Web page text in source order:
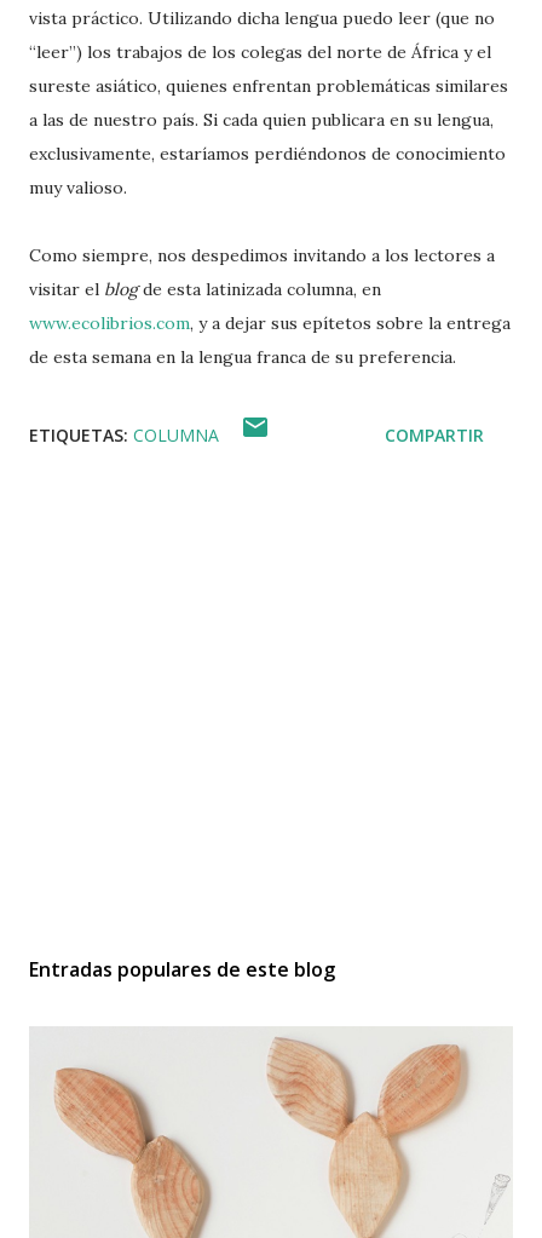
vista práctico. Utilizando dicha lengua puedo leer (que no
“leer”) los trabajos de los colegas del norte de África y el
sureste asiático, quienes enfrentan problemáticas similares
a las de nuestro país. Si cada quien publicara en su lengua,
exclusivamente, estaríamos perdiéndonos de conocimiento
muy valioso.
Como siempre, nos despedimos invitando a los lectores a
visitar el blogde esta latinizada columna, en
www.ecolibrios.com, y a dejar sus epítetos sobre la entrega
de esta semana en la lengua franca de su preferencia.
ETIQUETAS: COLUMNA COMPARTIR
Entradas populares de este blog